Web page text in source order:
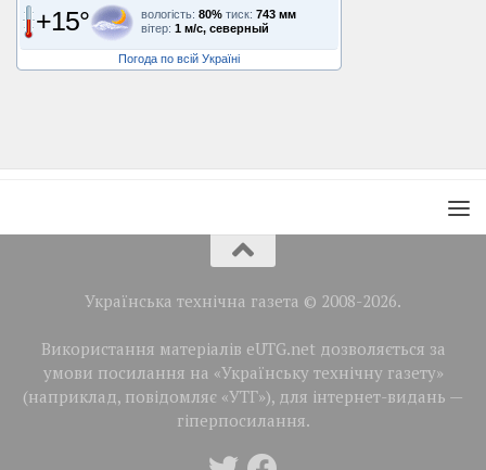
+15° вологість: 80% тиск: 743 мм
вітер: 1 м/с, северный
Погода по всій Україні
Українська технічна газета © 2008-2026.
Використання матеріалів eUTG.net дозволяється за
умови посилання на «Українську технічну газету»
(наприклад, повідомляє «УТГ»), для інтернет-видань —
гіперпосилання.